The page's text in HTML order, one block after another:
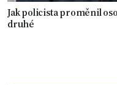
Jak policista proměnil
druhé